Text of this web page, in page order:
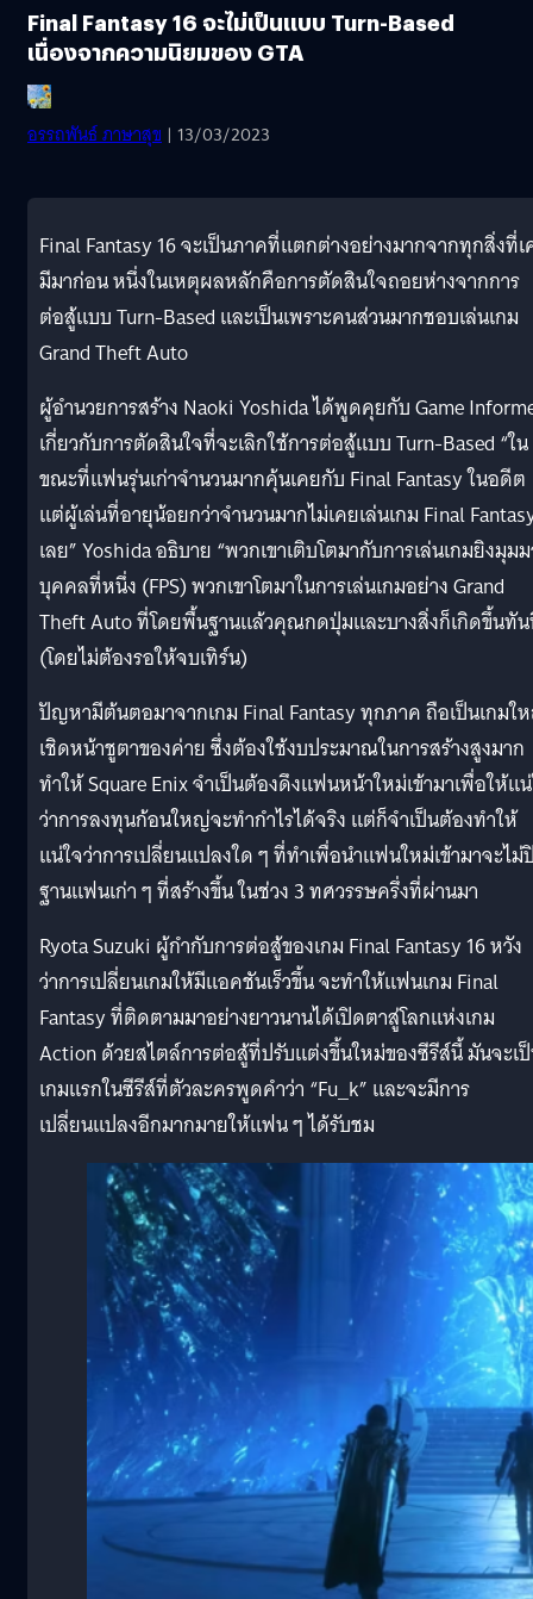
Final Fantasy 16 จะไม่เป็นแบบ Turn-Based
เนื่องจากความนิยมของ GTA
อรรถพันธ์ ภาษาสุข | 13/03/2023
Final Fantasy 16 จะเป็นภาคที่แตกต่างอย่างมากจากทุกสิ่งที่
มีมาก่อน หนึ่งในเหตุผลหลักคือการตัดสินใจถอยห่างจากการ
ต่อสู้แบบ Turn-Based และเป็นเพราะคนส่วนมากชอบเล่นเกม
Grand Theft Auto
ผู้อำนวยการสร้าง Naoki Yoshida ได้พูดคุยกับ Game
เกี่ยวกับการตัดสินใจที่จะเลิกใช้การต่อสู้แบบ Turn-Based “ใน
ขณะที่แฟนรุ่นเก่าจำนวนมากคุ้นเคยกับ Final Fantasy ในอดีต
แต่ผู้เล่นที่อายุน้อยกว่าจำนวนมากไม่เคยเล่นเกม Final
เลย” Yoshida อธิบาย “พวกเขาเติบโตมากับการเล่นเกมยิงมุม
บุคคลที่หนึ่ง (FPS) พวกเขาโตมาในการเล่นเกมอย่าง Grand
Theft Auto ที่โดยพื้นฐานแล้วคุณกดปุ่มและบางสิ่งก็เกิดขึ้นทั
(โดยไม่ต้องรอให้จบเทิร์น)
ปัญหามีต้นตอมาจากเกม Final Fantasy ทุกภาค ถือเป็นเกมใ
เชิดหน้าชูตาของค่าย ซึ่งต้องใช้งบประมาณในการสร้างสูงมาก
ทำให้ Square Enix จำเป็นต้องดึงแฟนหน้าใหม่เข้ามาเพื่อให้แ
ว่าการลงทุนก้อนใหญ่จะทำกำไรได้จริง แต่ก็จำเป็นต้องทำให้
แน่ใจว่าการเปลี่ยนแปลงใด ๆ ที่ทำเพื่อนำแฟนใหม่เข้ามาจะไ
ฐานแฟนเก่า ๆ ที่สร้างขึ้น ในช่วง 3 ทศวรรษครึ่งที่ผ่านมา
Ryota Suzuki ผู้กำกับการต่อสู้ของเกม Final Fantasy 16 หวัง
ว่าการเปลี่ยนเกมให้มีแอคชันเร็วขึ้น จะทำให้แฟนเกม Final
Fantasy ที่ติดตามมาอย่างยาวนานได้เปิดตาสู่โลกแห่งเกม
Action ด้วยสไตล์การต่อสู้ที่ปรับแต่งขึ้นใหม่ของซีรีส์นี้ มันจะเ
เกมแรกในซีรีส์ที่ตัวละครพูดคำว่า “Fu_k” และจะมีการ
เปลี่ยนแปลงอีกมากมายให้แฟน ๆ ได้รับชม